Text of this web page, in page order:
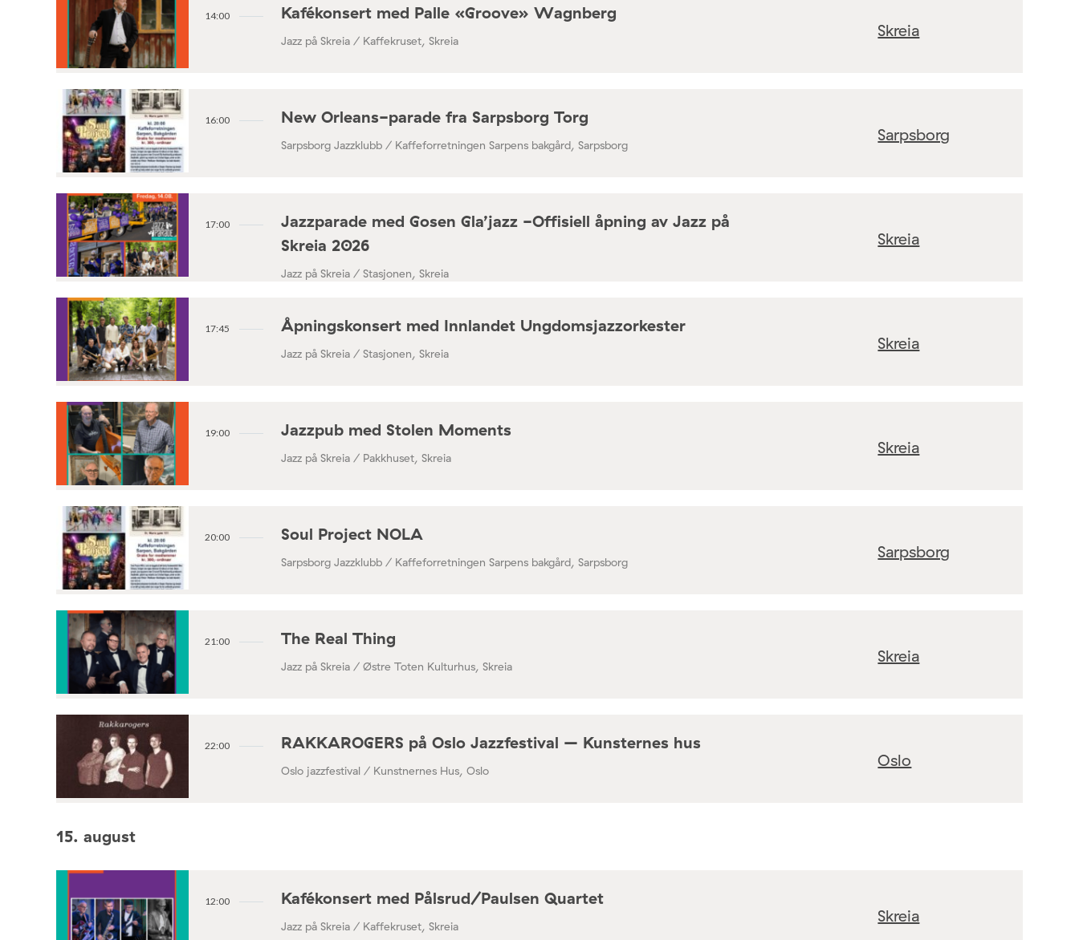
14:00 Kafékonsert med Palle «Groove» Wagnberg
Jazz på Skreia / Kaffekruset, Skreia
Skreia
16:00 New Orleans-parade fra Sarpsborg Torg
Sarpsborg Jazzklubb / Kaffeforretningen Sarpens bakgård, Sarpsborg
Sarpsborg
17:00
Jazzparade med Gosen Gla’jazz -Offisiell åpning av Jazz på
Skreia 2026
Jazz på Skreia / Stasjonen, Skreia
Skreia
17:45 Åpningskonsert med Innlandet Ungdomsjazzorkester
Jazz på Skreia / Stasjonen, Skreia
Skreia
19:00 Jazzpub med Stolen Moments
Jazz på Skreia / Pakkhuset, Skreia
Skreia
20:00 Soul Project NOLA
Sarpsborg Jazzklubb / Kaffeforretningen Sarpens bakgård, Sarpsborg
Sarpsborg
21:00 The Real Thing
Jazz på Skreia / Østre Toten Kulturhus, Skreia
Skreia
22:00 RAKKAROGERS på Oslo Jazzfestival – Kunsternes hus
Oslo jazzfestival / Kunstnernes Hus, Oslo
Oslo
15. august
12:00 Kafékonsert med Pålsrud/Paulsen Quartet
Jazz på Skreia / Kaffekruset, Skreia
Skreia